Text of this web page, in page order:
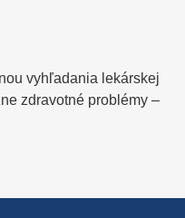
vyhľadania lekárskej
zdravotné problémy –